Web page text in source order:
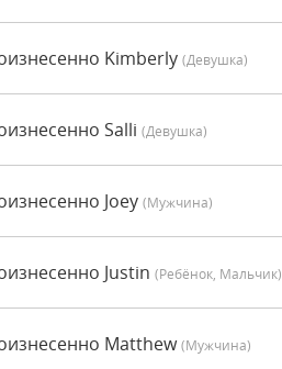
Kimberly (девушка)
Salli (девушка)
Joey (мужчина)
Justin (Ребёнок, Мальчик)
Matthew(мужчина)